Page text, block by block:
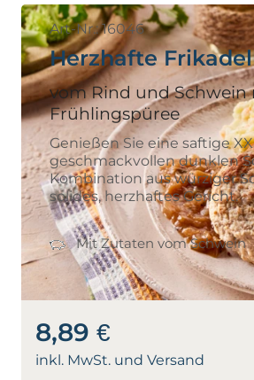
Art-Nr.: 16046
Herzhafte
vom Rind und Schwein
Frühlingspüree
Genießen Sie eine saftige
geschmackvollen dunklen
Kombination aus würziger
solides, herzhaftes Gericht.
Mit Zutaten vom Schwein
8,89 €
inkl. MwSt. und Versand